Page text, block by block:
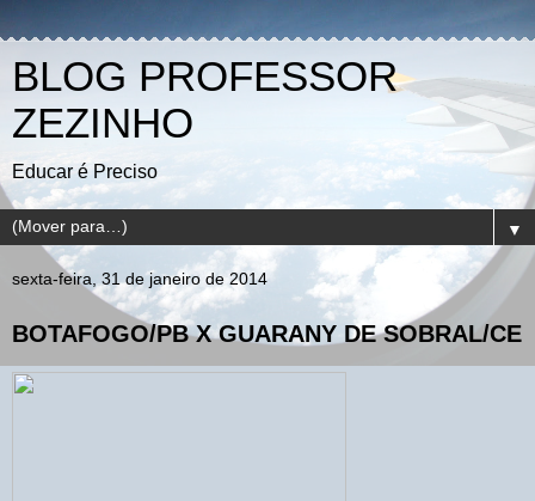
BLOG PROFESSOR
ZEZINHO
Educar é Preciso
▼
sexta-feira, 31 de janeiro de 2014
BOTAFOGO/PB X GUARANY DE SOBRAL/CE